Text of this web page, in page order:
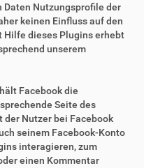
Daten Nutzungsprofile der
keinen Einfluss auf den
Hilfe dieses Plugins erhebt
unserem
Facebook die
Seite des
Nutzer bei Facebook
seinem Facebook-Konto
interagieren, zum
einen Kommentar